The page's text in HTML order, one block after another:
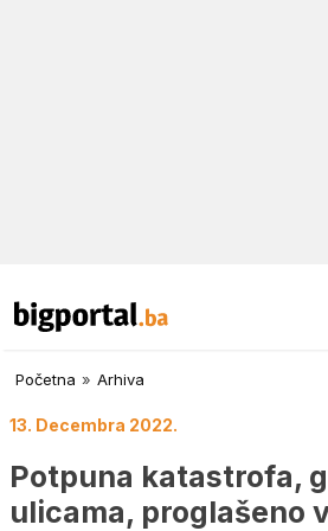
Početna » Arhiva
13. Decembra 2022.
Potpuna katastrofa,
ulicama, proglašeno